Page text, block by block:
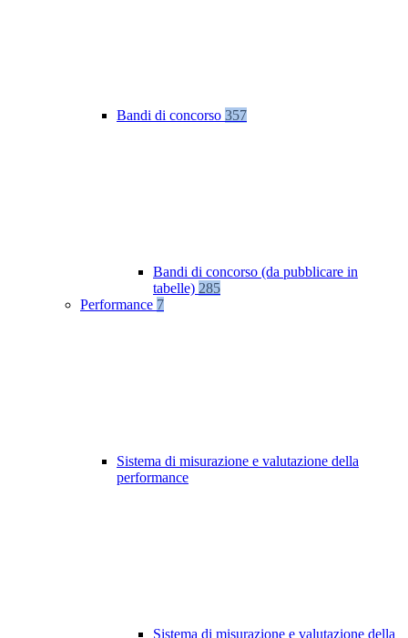
Bandi di concorso 357
Bandi di concorso (da pubblicare in
tabelle) 285
Performance 7
Sistema di misurazione e valutazione della
performance
Sistema di misurazione e valutazione della